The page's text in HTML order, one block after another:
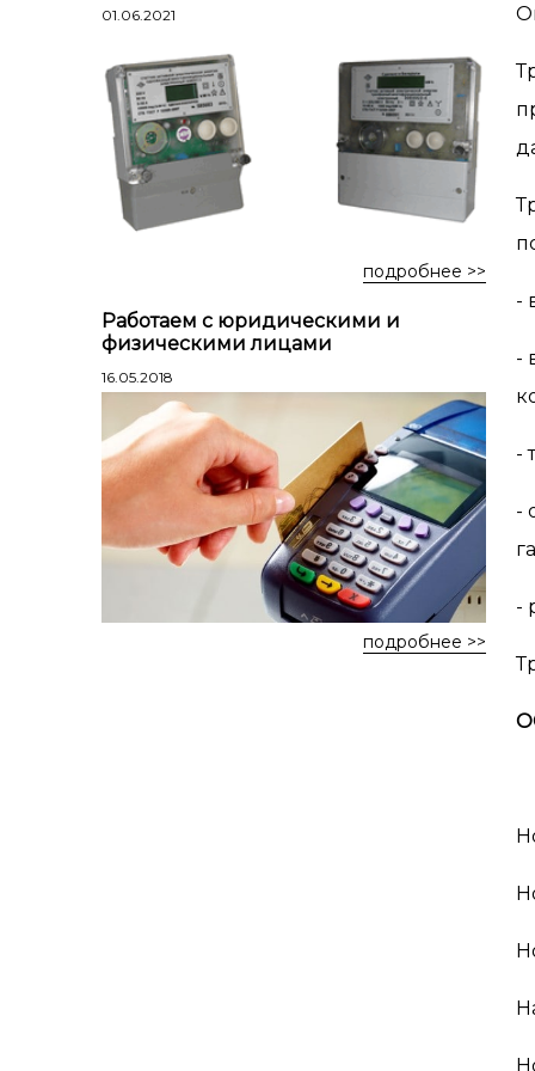
Стремянки алюминиевые
Стремянки двухсторонние
алюминиевые
Стремянки стальные
Стремянки двухсторонние стальные
01.06.2021
подробнее >>
Работаем с юридическими и
физическими лицами
16.05.2018
подробнее >>
-
-
-
-
-